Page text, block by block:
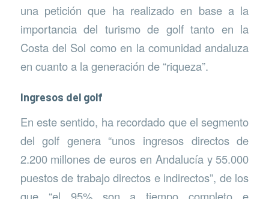
una petición que ha realizado en base a la
importancia del turismo de golf tanto en la
Costa del Sol como en la comunidad andaluza
en cuanto a la generación de “riqueza”.
Ingresos del golf
En este sentido, ha recordado que el segmento
del golf genera “unos ingresos directos de
2.200 millones de euros en Andalucía y 55.000
puestos de trabajo directos e indirectos”, de los
que “el 95% son a tiempo completo e